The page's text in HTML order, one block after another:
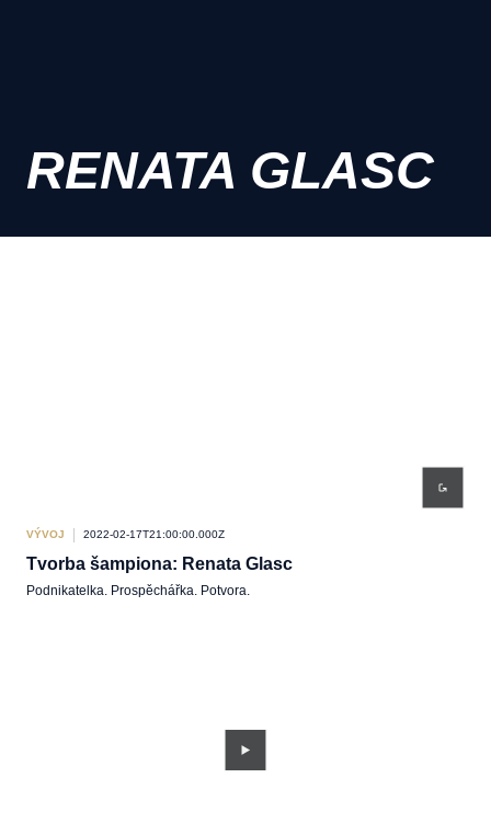
RENATA GLASC
VÝVOJ 2022-02-17T21:00:00.000Z
Tvorba šampiona: Renata Glasc
Podnikatelka. Prospěchářka. Potvora.